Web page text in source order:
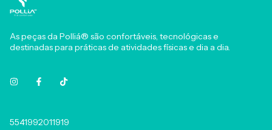
As peças da Polliá® são confortáveis, tecnológicas e
destinadas para práticas de atividades físicas e dia a dia.
5541992011919